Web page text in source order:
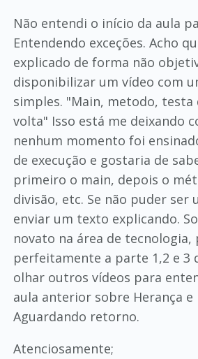
Não entendi o início da aula
Entendendo exceções. Acho
explicado de forma não
disponibilizar um vídeo com
simples. "Main, metodo, testa
volta" Isso está me deixando
nenhum momento foi
de execução e gostaria de
primeiro o main, depois o
divisão, etc. Se não puder ser
enviar um texto explicando.
novato na área de
perfeitamente a parte 1,2 e 3
olhar outros vídeos para
aula anterior sobre Herança e
Aguardando retorno.
Atenciosamente;